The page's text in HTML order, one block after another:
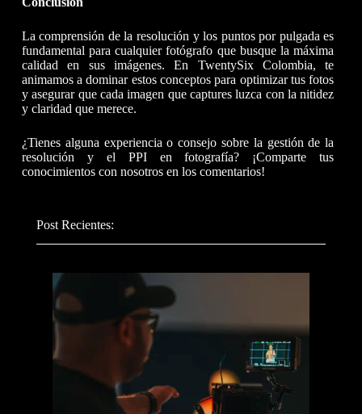
La comprensión de la resolución y los puntos por pulgada es
fundamental para cualquier fotógrafo que busque la máxima
calidad en sus imágenes. En TwentySix Colombia, te
animamos a dominar estos conceptos para optimizar tus fotos
y asegurar que cada imagen que captures luzca con la nitidez
y claridad que merece.
¿Tienes alguna experiencia o consejo sobre la gestión de la
resolución y el PPI en fotografía? ¡Comparte tus
conocimientos con nosotros en los comentarios!
Post Recientes: